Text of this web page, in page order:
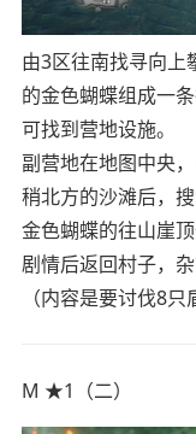
由3区往南找寻向上
的金色蝴蝶组成一
可找到营地设施。
副营地在地图中央
稍北方的沙滩后，
金色蝴蝶的往山崖
剧情后返回村子，
（内容是要讨伐8只
M ★1（二）